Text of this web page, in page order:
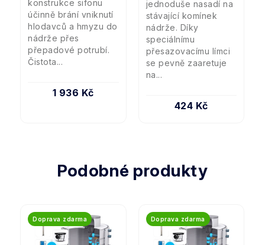
1 936 Kč
konstrukce sifonu
účinně brání vniknutí
hlodavců a hmyzu do
nádrže přes
přepadové potrubí.
Čistota...
424 Kč
jednoduše nasadí na
stávající komínek
nádrže. Díky
speciálnímu
přesazovacímu límci
se pevně zaaretuje
na...
Podobné produkty
Doprava zdarma Doprava zdarma